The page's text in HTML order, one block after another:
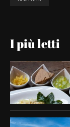
I più letti